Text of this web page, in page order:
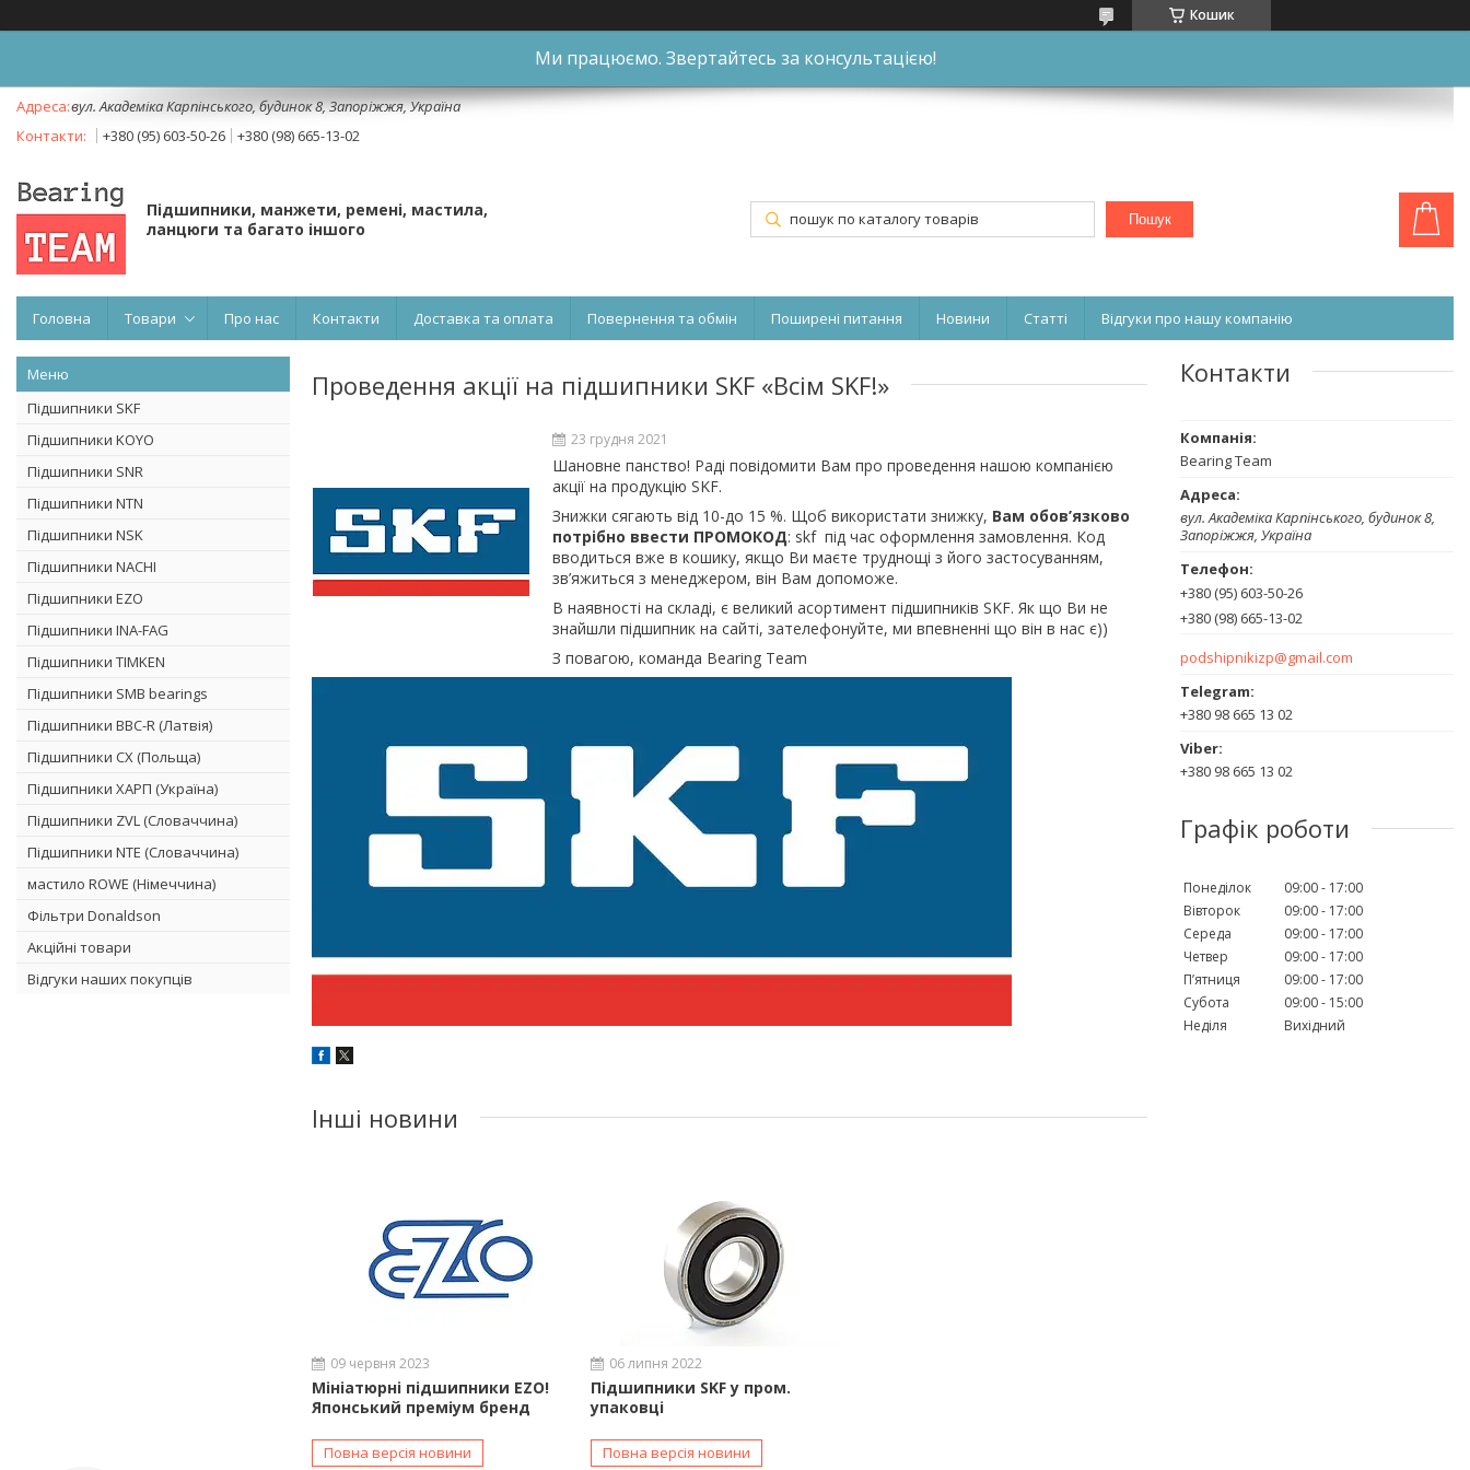
Кошик
Ми працюємо. Звертайтесь за консультацією!
вул. Академіка Карпінського, будинок 8, Запоріжжя, Україна
+380 (95) 603-50-26
+380 (98) 665-13-02
Підшипники, манжети, ремені, мастила,
ланцюги та багато іншого
Пошук
Головна Товари Про нас Контакти Доставка та оплата Повернення та обмін Поширені питання Новини Статті Відгуки про нашу компанію
Підшипники SKF
Підшипники KOYO
Підшипники SNR
Підшипники NTN
Підшипники NSK
Підшипники NACHI
Підшипники EZO
Підшипники INA-FAG
Підшипники TIMKEN
Підшипники SMB bearings
Підшипники BBC-R (Латвія)
Підшипники CX (Польща)
Підшипники ХАРП (Україна)
Підшипники ZVL (Словаччина)
Підшипники NTE (Словаччина)
мастило ROWE (Німеччина)
Фільтри Donaldson
Акційні товари
Відгуки наших покупців
Проведення акції на підшипники SKF «Всім SKF!»
23 грудня 2021
Шановне панство! Раді повідомити Вам про проведення нашою компанією
акції на продукцію SKF.
Знижки сягають від 10-до 15 %. Щоб використати знижку, Вам обов’язково
потрібно ввести ПРОМОКОД: skf під час оформлення замовлення. Код
вводиться вже в кошику, якщо Ви маєте труднощі з його застосуванням,
зв’яжиться з менеджером, він Вам допоможе.
В наявності на складі, є великий асортимент підшипників SKF. Як що Ви не
знайшли підшипник на сайті, зателефонуйте, ми впевненні що він в нас є))
З повагою, команда Bearing Team
Інші новини
09 червня 2023
Мініатюрні підшипники EZO!
Японський преміум бренд
Повна версія новини
06 липня 2022
Підшипники SKF у пром.
упаковці
Повна версія новини
Контакти
Bearing Team
вул. Академіка Карпінського, будинок 8,
Запоріжжя, Україна
+380 (95) 603-50-26
+380 (98) 665-13-02
podshipnikizp@gmail.com
+380 98 665 13 02
+380 98 665 13 02
Графік роботи
Понеділок 09:00
17:00
Вівторок
09:00
17:00
Середа
09:00
17:00
Четвер
09:00
17:00
Пʼятниця
09:00
17:00
Субота
09:00
15:00
Неділя
Вихідний